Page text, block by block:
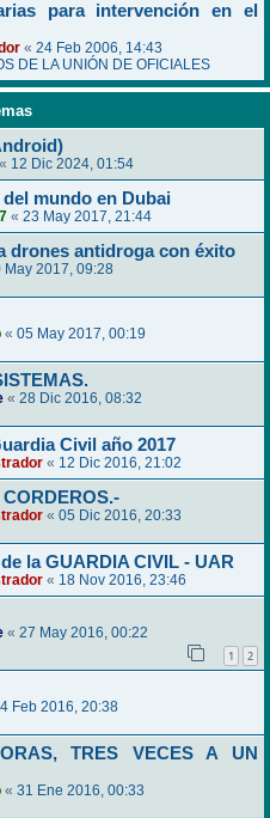
para intervención en el
« 24 Feb 2006, 14:43
DE LA UNIÓN DE OFICIALES
« 12 Dic 2024, 01:54
mundo en Dubai
« 23 May 2017, 21:44
drones antidroga con éxito
May 2017, 09:28
« 05 May 2017, 00:19
« 28 Dic 2016, 08:32
Civil año 2017
« 12 Dic 2016, 21:02
« 05 Dic 2016, 20:33
la GUARDIA CIVIL - UAR
« 18 Nov 2016, 23:46
« 27 May 2016, 00:22
1 2
Feb 2016, 20:38
TRES VECES A UN
« 31 Ene 2016, 00:33